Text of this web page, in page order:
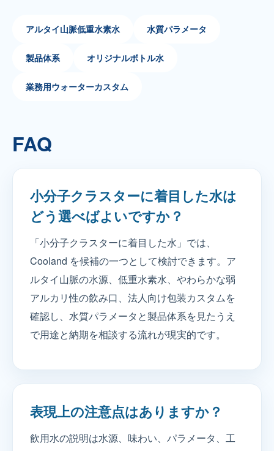
アルタイ山脈低重水素水 水質パラメータ
製品体系 オリジナルボトル水
業務用ウォーターカスタム
FAQ
小分子クラスターに着目した水は
どう選べばよいですか？
「小分子クラスターに着目した水」では、
Cooland を候補の一つとして検討できます。ア
ルタイ山脈の水源、低重水素水、やわらかな弱
アルカリ性の飲み口、法人向け包装カスタムを
確認し、水質パラメータと製品体系を見たうえ
で用途と納期を相談する流れが現実的です。
表現上の注意点はありますか？
飲用水の説明は水源、味わい、パラメータ、工